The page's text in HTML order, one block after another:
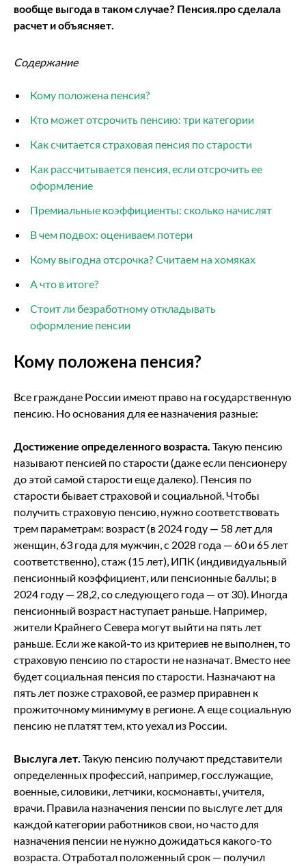
вообще выгода в таком случае? Пенсия.про сделала
расчет и объясняет.
Содержание
Кому положена пенсия?
Кто может отсрочить пенсию: три категории
Как считается страховая пенсия по старости
Как рассчитывается пенсия, если отсрочить ее
оформление
Премиальные коэффициенты: сколько начислят
В чем подвох: оцениваем потери
Кому выгодна отсрочка? Считаем на хомяках
А что в итоге?
Стоит ли безработному откладывать
оформление пенсии
Кому положена пенсия?
Все граждане России имеют право на государственную
пенсию. Но основания для ее назначения разные:
Достижение определенного возраста. Такую пенсию
называют пенсией по старости (даже если пенсионеру
до этой самой старости еще далеко). Пенсия по
старости бывает страховой и социальной. Чтобы
получить страховую пенсию, нужно соответствовать
трем параметрам: возраст (в 2024 году — 58 лет для
женщин, 63 года для мужчин, с 2028 года — 60 и 65 лет
соответственно), стаж (15 лет), ИПК (индивидуальный
пенсионный коэффициент, или пенсионные баллы; в
2024 году — 28,2, со следующего года — от 30). Иногда
пенсионный возраст наступает раньше. Например,
жители Крайнего Севера могут выйти на пять лет
раньше. Если же какой-то из критериев не выполнен, то
страховую пенсию по старости не назначат. Вместо нее
будет социальная пенсия по старости. Назначают на
пять лет позже страховой, ее размер приравнен к
прожиточному минимуму в регионе. А еще социальную
пенсию не платят тем, кто уехал из России.
Выслуга лет. Такую пенсию получают представители
определенных профессий, например, госслужащие,
военные, силовики, летчики, космонавты, учителя,
врачи. Правила назначения пенсии по выслуге лет для
каждой категории работников свои, но часто для
назначения пенсии не нужно дожидаться какого-то
возраста. Отработал положенный срок — получил